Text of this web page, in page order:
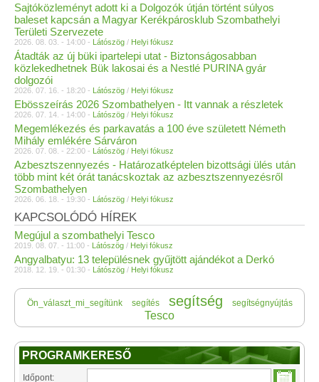
Sajtóközleményt adott ki a Dolgozók útján történt súlyos
baleset kapcsán a Magyar Kerékpárosklub Szombathelyi
Területi Szervezete
2026. 08. 03. - 14:00 - Látószög / Helyi fókusz
Átadták az új büki ipartelepi utat - Biztonságosabban
közlekedhetnek Bük lakosai és a Nestlé PURINA gyár
dolgozói
2026. 07. 16. - 18:20 - Látószög / Helyi fókusz
Ebösszeírás 2026 Szombathelyen - Itt vannak a részletek
2026. 07. 14. - 14:00 - Látószög / Helyi fókusz
Megemlékezés és parkavatás a 100 éve született Németh
Mihály emlékére Sárváron
2026. 07. 08. - 22:00 - Látószög / Helyi fókusz
Azbesztszennyezés - Határozatképtelen bizottsági ülés után
több mint két órát tanácskoztak az azbesztszennyezésről
Szombathelyen
2026. 06. 18. - 19:30 - Látószög / Helyi fókusz
KAPCSOLÓDÓ HÍREK
Megújul a szombathelyi Tesco
2019. 08. 07. - 11:00 - Látószög / Helyi fókusz
Angyalbatyu: 13 településnek gyűjtött ajándékot a Derkó
2018. 12. 19. - 01:30 - Látószög / Helyi fókusz
Ön_választ_mi_segítünk segítés segítség segítségnyújtás
Tesco
PROGRAMKERESŐ
Időpont: